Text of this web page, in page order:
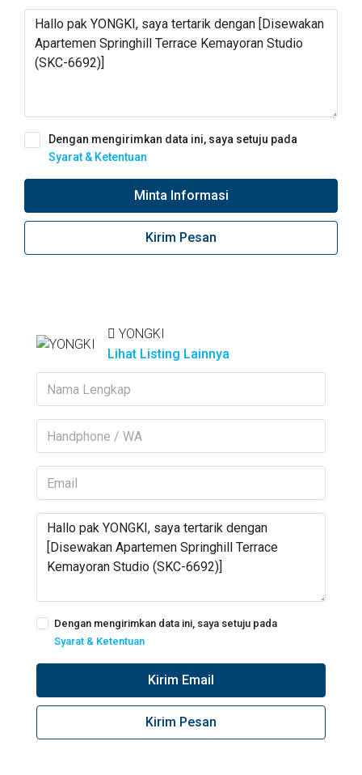
Dengan mengirimkan data ini, saya setuju pada
Syarat & Ketentuan
Minta Informasi
Kirim Pesan
YONGKI
Lihat Listing Lainnya
Dengan mengirimkan data ini, saya setuju pada
Syarat & Ketentuan
Kirim Email
Kirim Pesan